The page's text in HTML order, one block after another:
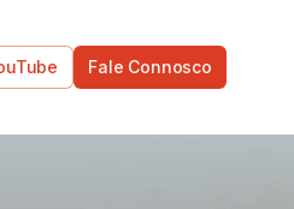
Fale Connosco